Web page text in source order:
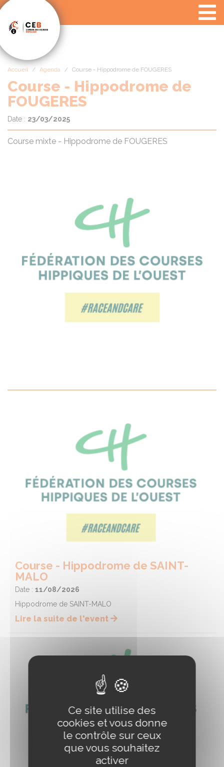
Accueil Agenda Course - Hippodrome de FOUGERES
Course - Hippodrome de
FOUGERES
Date : 23/03/2025
Course mixte - Hippodrome de FOUGERES
Course - Hippodrome de SAINT-
MALO
Date : 11/08/2026
Hippodrome de SAINT-MALO
Lire la suite de l'event
Panneau de gestion des cookies
Ce site utilise des
cookies et vous donne
le contrôle sur ceux
que vous souhaitez
activer